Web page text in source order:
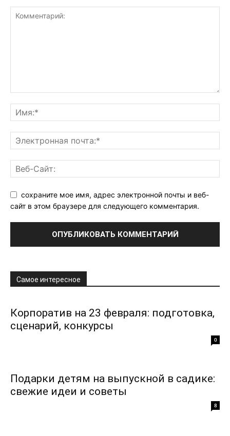
сохраните мое имя, адрес электронной почты и веб-
сайт в этом браузере для следующего комментария.
Самое интересное
Корпоратив на 23 февраля: подготовка,
сценарий, конкурсы
0
Подарки детям на выпускной в садике:
свежие идеи и советы
8